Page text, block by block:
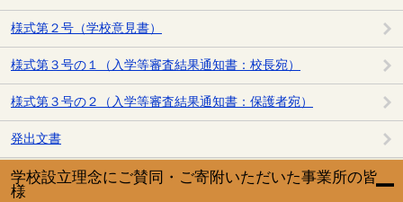
様式第２号（学校意見書）
様式第３号の１（入学等審査結果通知書：校長宛）
様式第３号の２（入学等審査結果通知書：保護者宛）
発出文書
学校設立理念にご賛同・ご寄附いただいた事業所の皆
様